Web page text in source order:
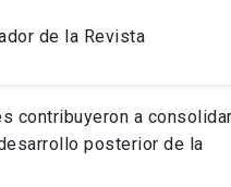
de la Revista
contribuyeron a
posterior de la